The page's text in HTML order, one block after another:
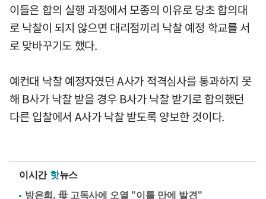
이들은 합의 실행 과정에서 모종의 이유로 당초 합의대
로 낙찰이 되지 않으면 대리점끼리 낙찰 예정 학교를 서
로 맞바꾸기도 했다.
예컨대 낙찰 예정자였던 A사가 적격심사를 통과하지 못
해 B사가 낙찰 받을 경우 B사가 낙찰 받기로 합의했던
다른 입찰에서 A사가 낙찰 받도록 양보한 것이다.
이시간 핫뉴스
방은희, 母 고독사에 오열 "이틀 만에 발견"